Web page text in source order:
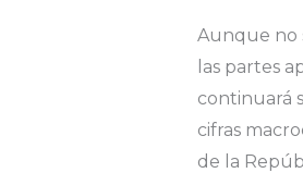
Aunque no
las partes
continuará
cifras
de la